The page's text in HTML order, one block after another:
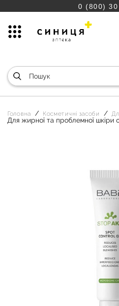
0 (800) 30
Головна Косметичні засоби
Для жирної та проблемної шкіри